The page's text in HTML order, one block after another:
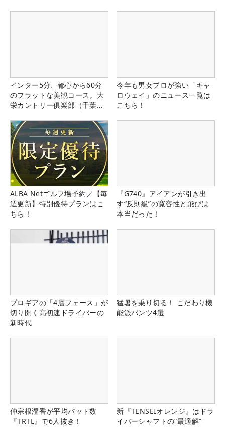
インター5分、都心から60分
のフラットな美観コース。大
栄カントリー俱楽部（千葉
今年も男女プロが強い「キャ
ロウェイ」のニュース一覧は
こちら！
ALBA Netゴルフ場予約／【毎
週更新】特別優待プランはこ
ちら！
『G740』アイアンが引き出
す“反則級”の寛容性と飛びは
本当だった！
プロギアの「4層フェース」が
切り開く高初速ドライバーの
新時代
猛暑を乗り切る！ こだわり機
能派パンツ4選
仲宗根澄香が平均パット数
『TRTL』で6人抜き！
新『TENSEIオレンジ』はドラ
イバーシャフトの“最適解”